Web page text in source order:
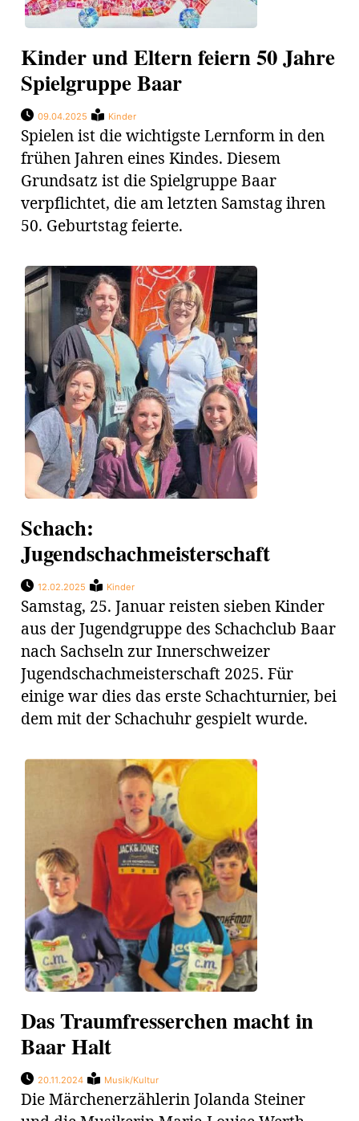
Kinder und Eltern feiern 50 Jahre
Spielgruppe Baar
09.04.2025 Kinder
Spielen ist die wichtigste Lernform in den
frühen Jahren eines Kindes. Diesem
Grundsatz ist die Spielgruppe Baar
verpflichtet, die am letzten Samstag ihren
50. Geburtstag feierte.
Schach:
Jugendschachmeisterschaft
12.02.2025 Kinder
Samstag, 25. Januar reisten sieben Kinder
aus der Jugendgruppe des Schachclub Baar
nach Sachseln zur Innerschweizer
Jugendschachmeisterschaft 2025. Für
einige war dies das erste Schachturnier, bei
dem mit der Schachuhr gespielt wurde.
Das Traumfresserchen macht in
Baar Halt
20.11.2024 Musik/Kultur
Die Märchenerzählerin Jolanda Steiner